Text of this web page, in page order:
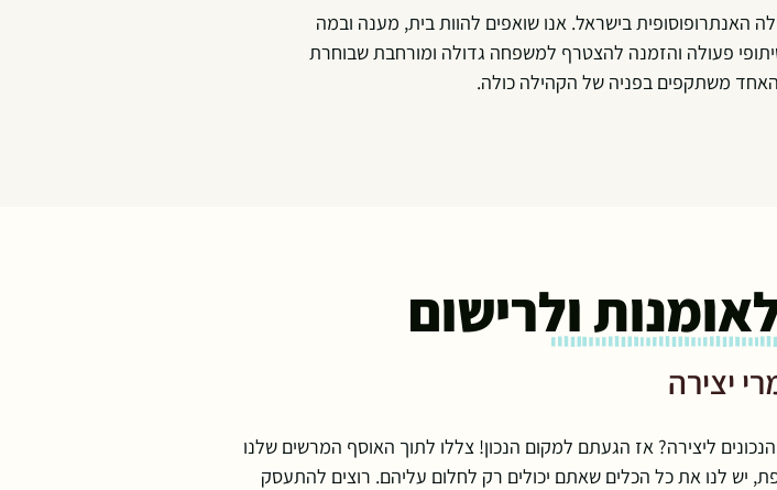
האנתרופוסופית בישראל. אנו שואפים להוות בית, מענה ובמה
פעולה והזמנה להצטרף למשפחה גדולה ומורחבת שבוחרת
משתקפים בפניה של הקהילה כולה.
ולרישום
יצירה
ליצירה? אז הגעתם למקום הנכון! צללו לתוך האוסף המרשים שלנו
יש לנו את כל הכלים שאתם יכולים רק לחלום עליהם. רוצים להתעסק